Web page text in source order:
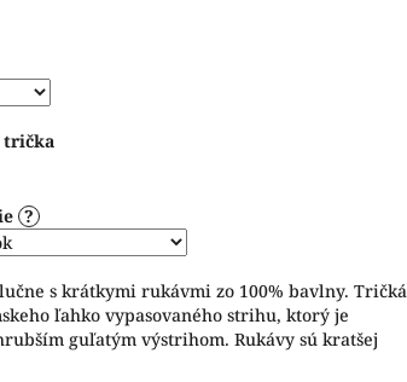
trička
?
s krátkymi rukávmi zo 100% bavlny. Tričká
ľahko vypasovaného strihu, ktorý je
guľatým výstrihom. Rukávy sú kratšej